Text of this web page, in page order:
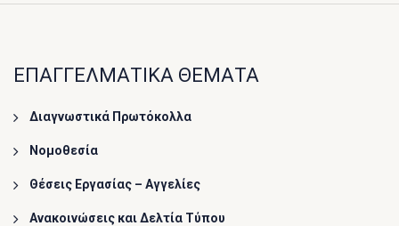
ΕΠΑΓΓΕΛΜΑΤΙΚΑ ΘΕΜΑΤΑ
Διαγνωστικά Πρωτόκολλα
Νομοθεσία
Θέσεις Εργασίας – Αγγελίες
Ανακοινώσεις και Δελτία Τύπου